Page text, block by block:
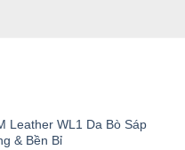
Leather WL1 Da Bò Sáp
& Bền Bỉ